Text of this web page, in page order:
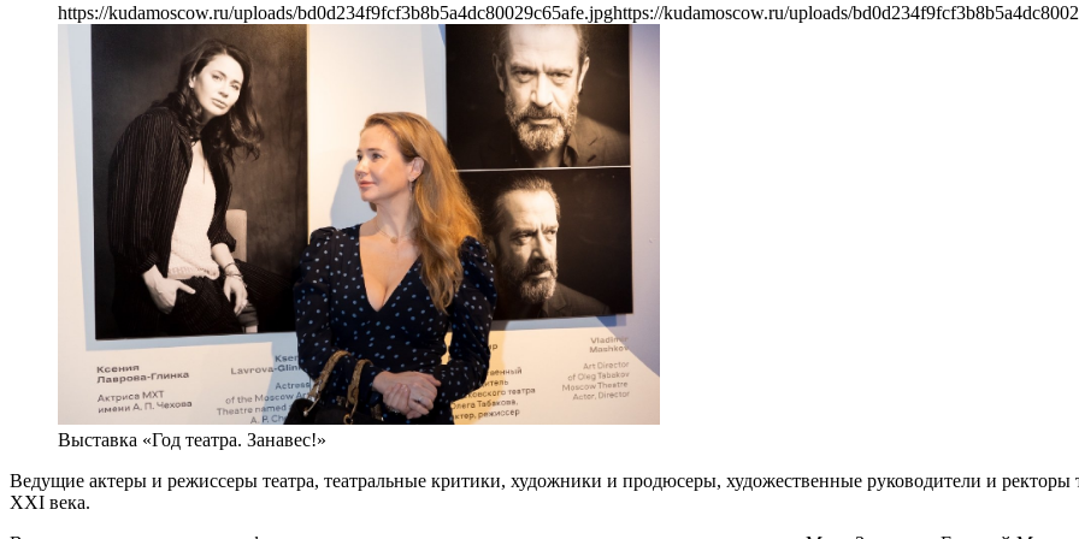
https://kudamoscow.ru/uploads/bd0d234f9fcf3b8b5a4dc80029c65afe.jpghttps://kudamoscow.ru/uploads/
Выставка «Год театра. Занавес!»
Ведущие актеры и режиссеры театра, театральные критики, художники и продюсеры, художественные руководители и ректоры
XXI века.